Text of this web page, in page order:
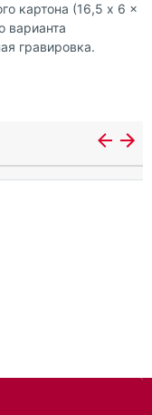
картона (16,5 x 6 x
варианта
гравировка.